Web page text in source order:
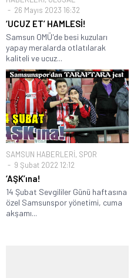
26 Mayıs 2023 16:32
‘UCUZ ET’ HAMLESİ!
Samsun OMÜ'de besi kuzuları
yapay meralarda otlatılarak
kaliteli ve ucuz...
SAMSUN HABERLERİ, SPOR
9 Şubat 2022 12:12
‘AŞK’ına!
14 Şubat Sevgililer Günü haftasına
özel Samsunspor yönetimi, cuma
akşamı...